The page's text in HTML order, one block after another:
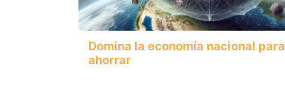
Domina la economía nacional para
ahorrar